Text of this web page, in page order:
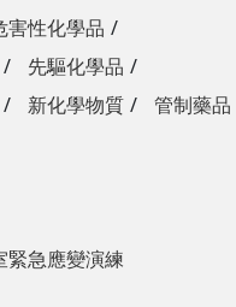
害性化學品
先驅化學品
新化學物質 管制藥品
緊急應變演練